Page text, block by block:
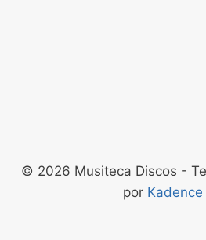
© 2026 Musiteca Discos -
por Kadence